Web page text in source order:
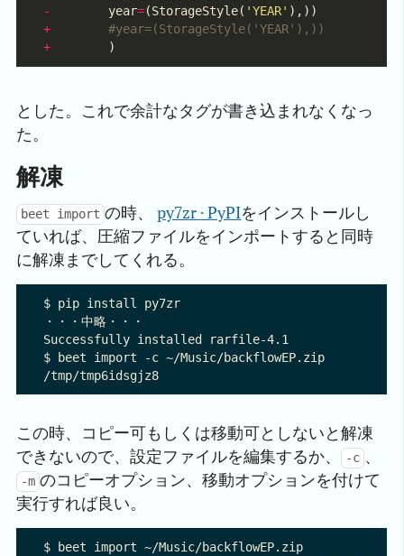
-
        year
=(StorageStyle( 'YEAR'
+
#year=(StorageStyle('YEAR'),))
+
とした。これで余計なタグが書き込まれなくなっ
た。
解凍
beet import の時、py7zr · PyPIをインストールし
ていれば、圧縮ファイルをインポートすると同時
に解凍までしてくれる。
$ pip install py7zr
・・・中略・・・
Successfully installed rarfile-4.1
$ beet import -c ~/Music/backflowEP.zip
この時、コピー可もしくは移動可としないと解凍
できないので、設定ファイルを編集するか、
-c 、
-m のコピーオプション、移動オプションを付けて
実行すれば良い。
$ beet import ~/Music/backflowEP.zip